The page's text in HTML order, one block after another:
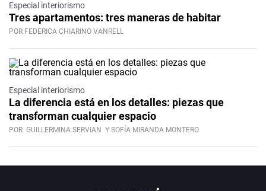
Especial interiorismo
Tres apartamentos: tres maneras de habitar
POR FEDERICA CHIARINO VANRELL
Especial interiorismo
La diferencia está en los detalles: piezas que
transforman cualquier espacio
POR GUILLERMINA SERVIAN Y SOFÍA MIRANDA MONTERO